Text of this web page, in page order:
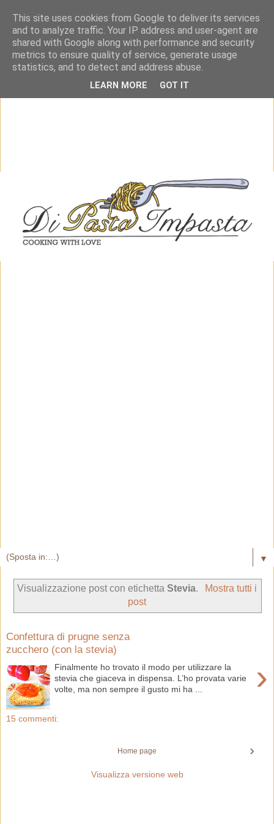
▼
Visualizzazione post con etichettaStevia.
Mostra tutti i
post
Confettura di prugne senza
zucchero (con la stevia)
›
Finalmente ho trovato il modo per utilizzare la
stevia che giaceva in dispensa. L’ho provata varie
volte, ma non sempre il gusto mi ha ...
15 commenti:
›
Home page
Visualizza versione web
This site uses cookies from Google to deliver its services
and to analyze traffic. Your IP address and user-agent are
shared with Google along with performance and security
metrics to ensure quality of service, generate usage
statistics, and to detect and address abuse.
LEARN MORE GOT IT